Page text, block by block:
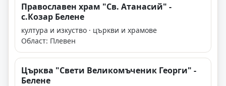
Православен храм "Св. Атанасий" -
с.Козар Белене
култура и изкуство · църкви и храмове
Област: Плевен
Църква "Свети Великомъченик Георги" -
Белене